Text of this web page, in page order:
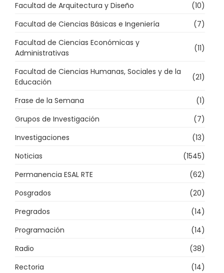
Facultad de Arquitectura y Diseño
(10)
Facultad de Ciencias Básicas e Ingeniería
(7)
Facultad de Ciencias Económicas y
Administrativas
(11)
Facultad de Ciencias Humanas, Sociales y de la
Educación
(21)
Frase de la Semana
(1)
Grupos de Investigación
(7)
Investigaciones
(13)
Noticias
(1545)
Permanencia ESAL RTE
(62)
Posgrados
(20)
Pregrados
(14)
Programación
(14)
Radio
(38)
Rectoria
(14)